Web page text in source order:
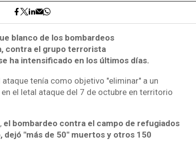
blanco de los bombardeos
contra el grupo terrorista
ha intensificado en los últimos días.
tenía como objetivo "eliminar" a un
el letal ataque del 7 de octubre en territorio
el bombardeo contra el campo de refugiados
"más de 50" muertos y otros 150